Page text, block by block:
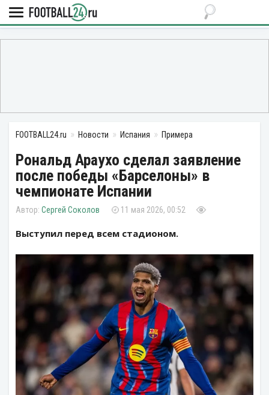
FOOTBALL24.ru Новости Испания Примера
Рональд Араухо сделал заявление
после победы «Барселоны» в
чемпионате Испании
Сергей Соколов 11 мая 2026, 00:52
Выступил перед всем стадионом.